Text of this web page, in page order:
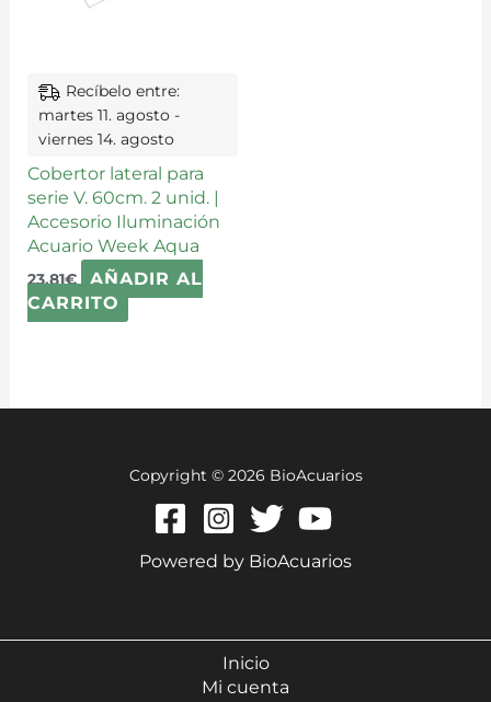
Recíbelo entre:
martes 11. agosto -
viernes 14. agosto
Cobertor lateral para
serie V. 60cm. 2 unid. |
Accesorio Iluminación
Acuario Week Aqua
23,81€
AÑADIR AL
CARRITO
Copyright © 2026 BioAcuarios
Powered by BioAcuarios
Inicio
Mi cuenta